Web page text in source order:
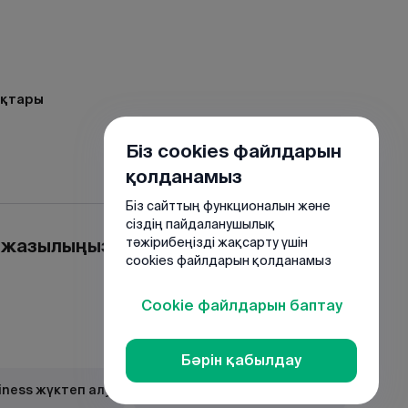
жүктеп алу
Біз cookies файлдарын
қолданамыз
Біз сайттың функционалын және
сіздің пайдаланушылық
тәжірибеңізді жақсарту үшін
cookies файлдарын қолданамыз
Cookie файлдарын баптау
Бәрін қабылдау